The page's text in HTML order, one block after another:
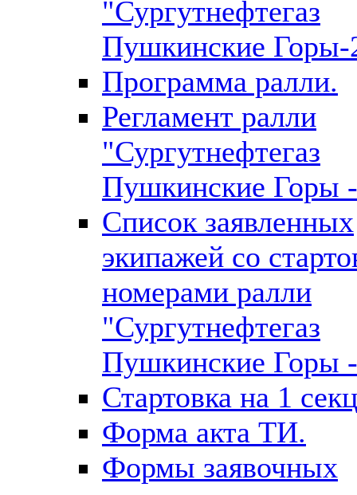
"Сургутнефтегаз
Пушкинские Горы-
Программа ралли.
Регламент ралли
"Сургутнефтегаз
Пушкинские Горы
Список заявленных
экипажей со
номерами ралли
"Сургутнефтегаз
Пушкинские Горы
Стартовка на 1
Форма акта ТИ.
Формы заявочных